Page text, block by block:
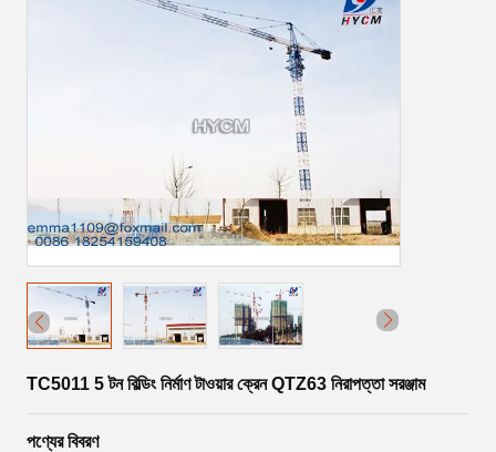
TC5011 5 টন বিল্ডিং নির্মাণ টাওয়ার ক্রেন QTZ63 নিরাপত্তা সরঞ্জাম
পণ্যের বিবরণ